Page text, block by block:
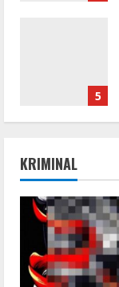
5
1
KRIMINAL